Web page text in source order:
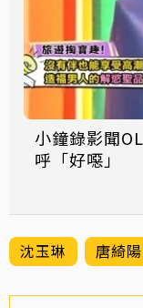
小鐘錄影聞OL原
呼「好噁」
沈玉琳 唐綺陽